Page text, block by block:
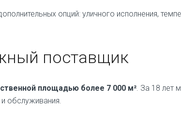
опций: уличного исполнения,
поставщик
площадью более 7 000 м² . За 18
обслуживания.